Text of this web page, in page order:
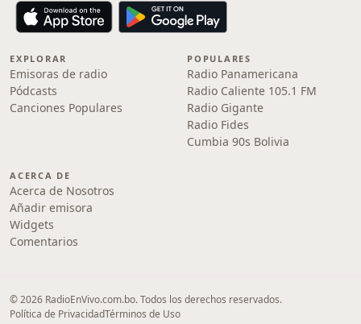
EXPLORAR
Emisoras de radio
Pódcasts
Canciones Populares
POPULARES
Radio Panamericana
Radio Caliente 105.1 FM
Radio Gigante
Radio Fides
Cumbia 90s Bolivia
ACERCA DE
Acerca de Nosotros
Añadir emisora
Widgets
Comentarios
© 2026 RadioEnVivo.com.bo. Todos los derechos reservados.
Política de PrivacidadTérminos de Uso